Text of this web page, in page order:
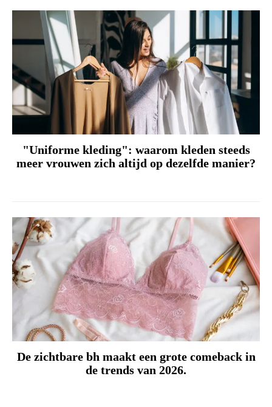
"Uniforme kleding": waarom kleden steeds
meer vrouwen zich altijd op dezelfde manier?
De zichtbare bh maakt een grote comeback in
de trends van 2026.